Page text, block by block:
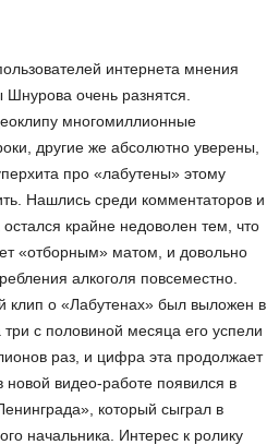
интернета мнения
очень разнятся.
многомиллионные
другие же абсолютно уверены,
про «лабутены» этому
Нашлись среди комментаторов и
крайне недоволен тем, что
«отборным» матом, и довольно
алкоголя повсеместно.
о «Лабутенах» был выложен в
с половиной месяца его успели
раз, и цифра эта продолжает
новой видео-работе появился в
который сыграл в
начальника. Интерес к ролику